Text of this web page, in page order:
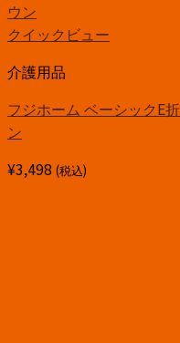
クイックビュー
介護用品
フジホーム ベーシックE
ン
¥3,498 (税込)